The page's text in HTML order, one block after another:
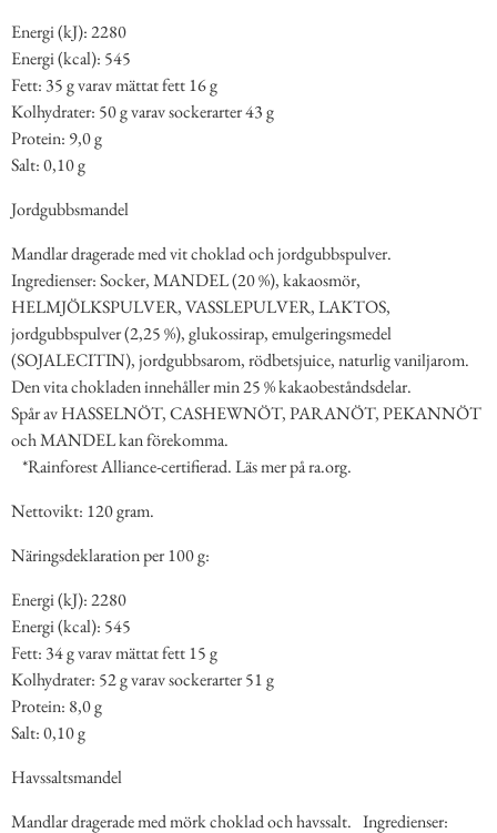
Energi (kJ): 2280
Energi (kcal): 545
Fett: 35 g varav mättat fett 16 g
Kolhydrater: 50 g varav sockerarter 43 g
Protein: 9,0 g
Salt: 0,10 g
Jordgubbsmandel
Mandlar dragerade med vit choklad och jordgubbspulver.
Ingredienser: Socker, MANDEL (20 %), kakaosmör,
HELMJÖLKSPULVER, VASSLEPULVER, LAKTOS,
jordgubbspulver (2,25 %), glukossirap, emulgeringsmedel
(SOJALECITIN), jordgubbsarom, rödbetsjuice, naturlig vaniljarom.
Den vita chokladen innehåller min 25 % kakaobeståndsdelar.
Spår av HASSELNÖT, CASHEWNÖT, PARANÖT, PEKANNÖT
och MANDEL kan förekomma.
*Rainforest Alliance-certifierad. Läs mer på ra.org.
Nettovikt: 120 gram.
Näringsdeklaration per 100 g:
Energi (kJ): 2280
Energi (kcal): 545
Fett: 34 g varav mättat fett 15 g
Kolhydrater: 52 g varav sockerarter 51 g
Protein: 8,0 g
Salt: 0,10 g
Havssaltsmandel
Mandlar dragerade med mörk choklad och havssalt. Ingredienser: